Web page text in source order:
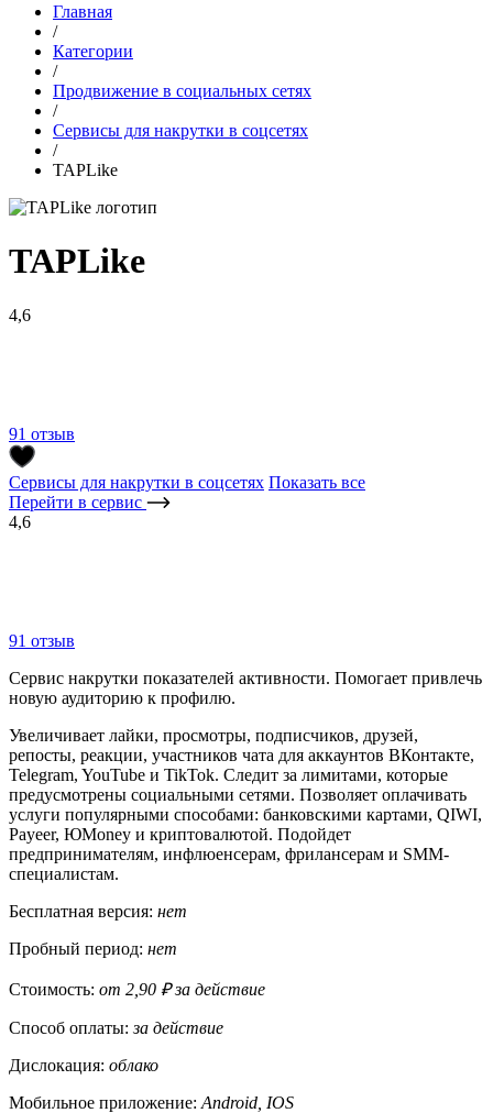
Главная
/
Категории
/
Продвижение в социальных сетях
/
Сервисы для накрутки в соцсетях
/
TAPLike
TAPLike
4,6
91 отзыв
Сервисы для накрутки в соцсетях Показать все
Перейти в сервис
4,6
91 отзыв
Сервис накрутки показателей активности. Помогает привлечь
новую аудиторию к профилю.
Увеличивает лайки, просмотры, подписчиков, друзей,
репосты, реакции, участников чата для аккаунтов ВКонтакте,
Telegram, YouTube и TikTok. Следит за лимитами, которые
предусмотрены социальными сетями. Позволяет оплачивать
услуги популярными способами: банковскими картами, QIWI,
Payeer, ЮMoney и криптовалютой. Подойдет
предпринимателям, инфлюенсерам, фрилансерам и SMM-
специалистам.
Бесплатная версия: нет
Пробный период: нет
Стоимость: от 2,90 ₽ за действие
Способ оплаты:за действие
Дислокация: облако
Мобильное приложение: Android, IOS